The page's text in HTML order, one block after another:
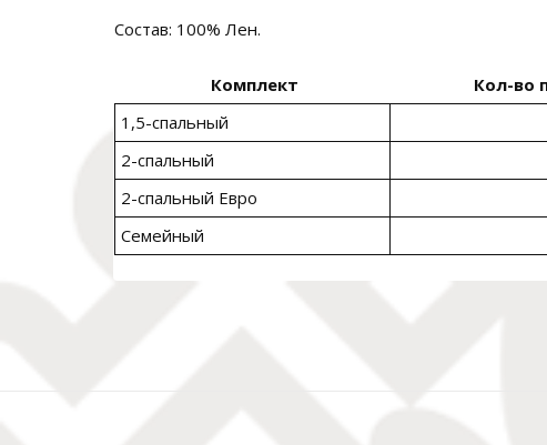
Состав: 100% Лен.
Комплект Кол-во
1,5-спальный
2-спальный
2-спальный Евро
Семейный